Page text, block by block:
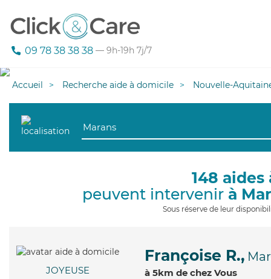
09 78 38 38 38 — 9h-19h 7j/7
Accueil Recherche aide à domicile Nouvelle-
148
peuvent intervenir à
Sous réserve de leur
JOYEUSE
Françoise R.,
à 5km de chez Vous